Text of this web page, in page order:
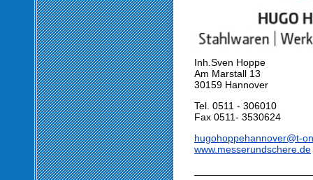
Inh.Sven Hoppe
Am Marstall 13
30159 Hannover
Tel. 0511 - 306010
Fax 0511- 3530624
hugohoppehannover@t-
www.messerundschere.de